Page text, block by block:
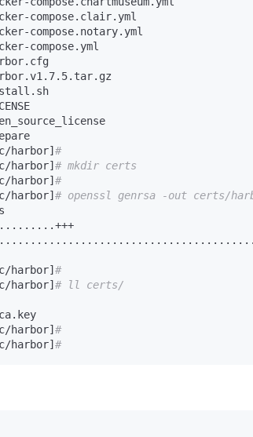
compose.clair.yml
compose.notary.yml
compose.yml
harbor] #
harbor] # mkdir certs
harbor] #
harbor] # openssl genrsa -out certs/
harbor] #
harbor] # ll certs/
harbor] #
harbor] #
应用
依托云原生高可用架构,实现Dify私有化部署
个 AI 助手
10分钟微调：让0.6B模型媲美235B模